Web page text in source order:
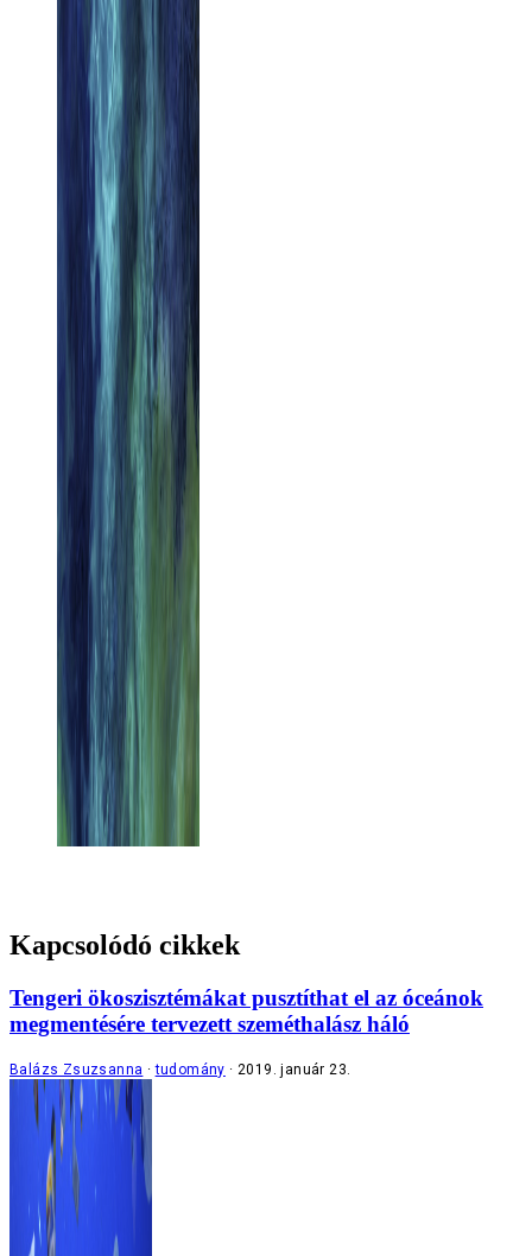
Kapcsolódó cikkek
Tengeri ökoszisztémákat pusztíthat el az óceánok
megmentésére tervezett szeméthalász háló
Balázs Zsuzsanna tudomány 2019. január 23.